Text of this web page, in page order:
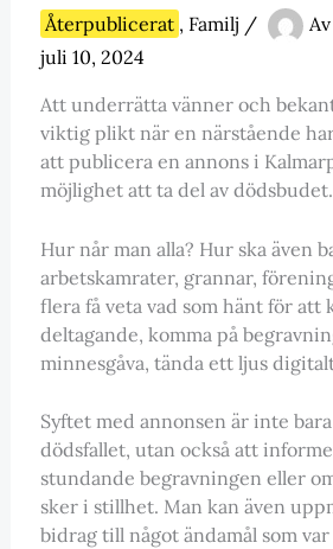
Återpublicerat , Familj / Av
juli 10, 2024
Att underrätta vänner och
viktig plikt när en närstående
att publicera en annons i
möjlighet att ta del av dödsbudet.
Hur når man alla? Hur ska även
arbetskamrater, grannar,
flera få veta vad som hänt för att
deltagande, komma på
minnesgåva, tända ett ljus
Syftet med annonsen är inte
dödsfallet, utan också att
stundande begravningen eller
sker i stillhet. Man kan även
bidrag till något ändamål som